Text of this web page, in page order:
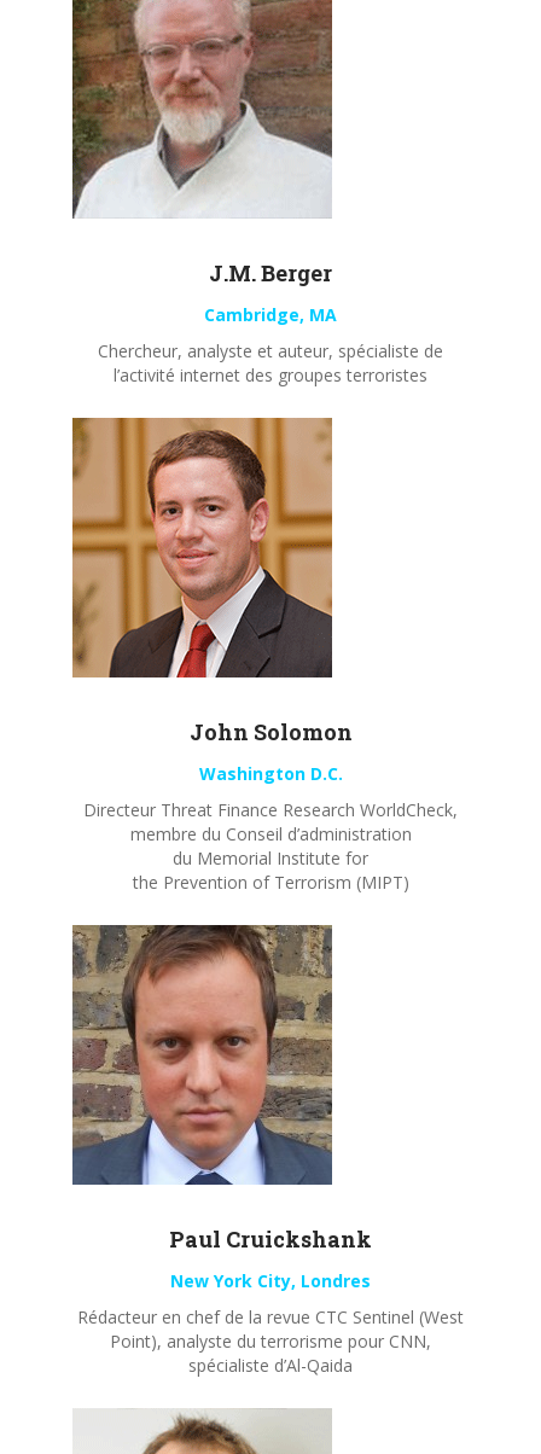
J.M. Berger
Cambridge, MA
Chercheur, analyste et auteur, spécialiste de
l’activité internet des groupes terroristes
John Solomon
Washington D.C.
Directeur Threat Finance Research WorldCheck,
membre du Conseil d’administration
du Memorial Institute for
the Prevention of Terrorism (MIPT)
Paul Cruickshank
New York City, Londres
Rédacteur en chef de la revue CTC Sentinel (West
Point), analyste du terrorisme pour CNN,
spécialiste d’Al-Qaida